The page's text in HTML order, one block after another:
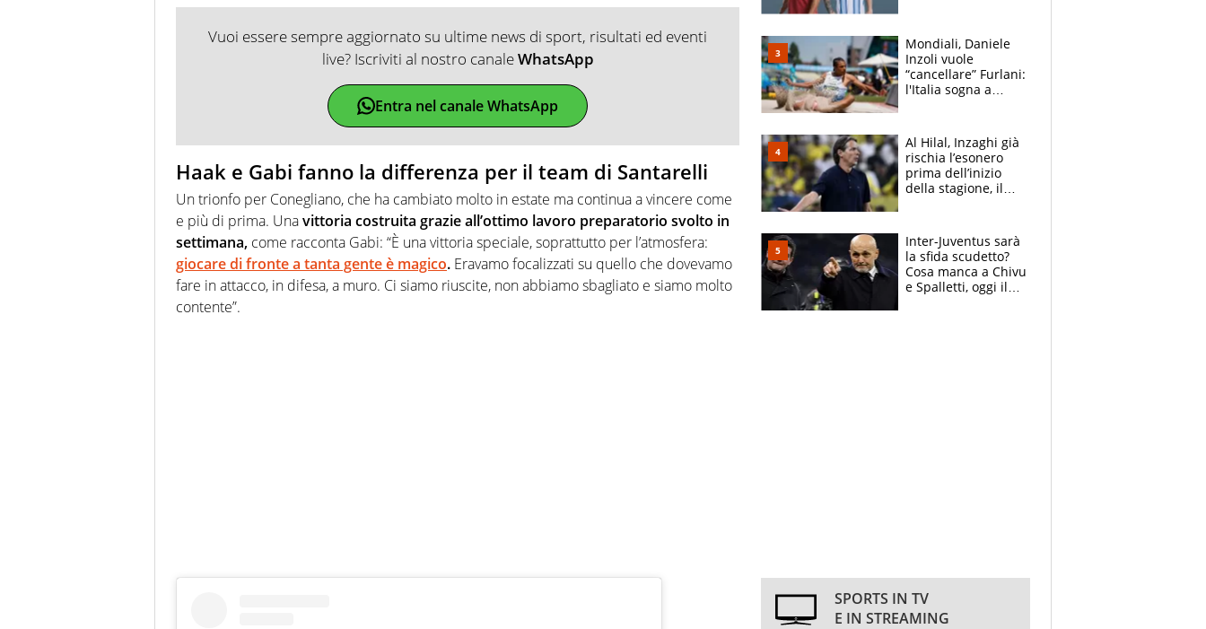
Vuoi essere sempre aggiornato su ultime news di sport, risultati ed eventi
live? Iscriviti al nostro canaleWhatsApp
Entra nel canale WhatsApp
Haak e Gabi fanno la differenza per il team di Santarelli
Un trionfo per Conegliano, che ha cambiato molto in estate ma continua a vincere come
e più di prima. Unavittoria costruita grazie all’ottimo lavoro preparatorio svolto in
settimana, come racconta Gabi: “È una vittoria speciale, soprattutto per l’atmosfera:
giocare di fronte a tanta gente è magico. Eravamo focalizzati su quello che dovevamo
fare in attacco, in difesa, a muro. Ci siamo riuscite, non abbiamo sbagliato e siamo molto
contente”.
Mondiali, Daniele
Inzoli vuole
“cancellare” Furlani:
l'Italia sogna a
finale
Al Hilal, Inzaghi già
rischia l’esonero
prima dell’inizio
della stagione, il
Inter-Juventus sarà
la sfida scudetto?
Cosa manca a Chivu
e Spalletti, oggi il
SPORTS IN TV
E IN STREAMING